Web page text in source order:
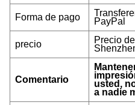
Forma de pago
PayPal
precio
Precio
Comentario
usted,
a nadie